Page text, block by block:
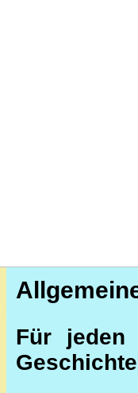
Für jeden